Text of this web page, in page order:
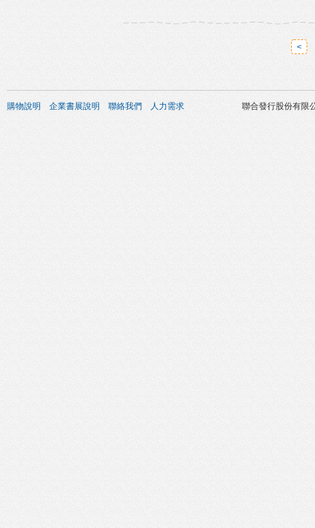
<
購物說明 企業書展說明 聯絡我們 人力需求 聯合發行股份有限